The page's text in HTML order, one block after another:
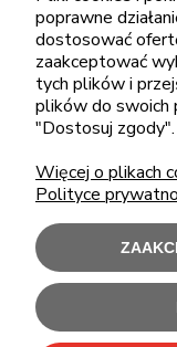
poprawne
dostosować
zaakceptować
tych plików i
plików do swoich
"Dostosuj zgody".
Więcej o plikach
Polityce